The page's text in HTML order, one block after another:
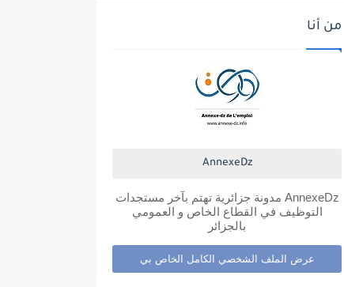
من أنا
AnnexeDz
AnnexeDz مدونة جزائرية تهتم بآخر مستجدات
التوظيف في القطاع الخاص و العمومي
بالجزائر
عرض الملف الشخصي الكامل الخاص بي